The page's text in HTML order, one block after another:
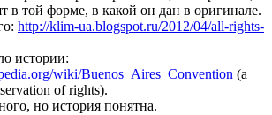
в той форме, в какой он дан в оригинале.
http://klim-ua.blogspot.ru/2012/04/all-rights-
истории:
wiki/Buenos_Aires_Convention (a
of rights).
но история понятна.